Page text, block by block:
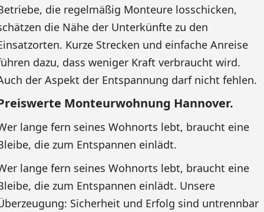
die regelmäßig Monteure losschicken,
die Nähe der Unterkünfte zu den
Kurze Strecken und einfache Anreise
dazu, dass weniger Kraft verbraucht wird.
der Aspekt der Entspannung darf nicht fehlen.
Monteurwohnung Hannover.
lange fern seines Wohnorts lebt, braucht eine
die zum Entspannen einlädt.
lange fern seines Wohnorts lebt, braucht eine
die zum Entspannen einlädt. Unsere
Sicherheit und Erfolg sind untrennbar